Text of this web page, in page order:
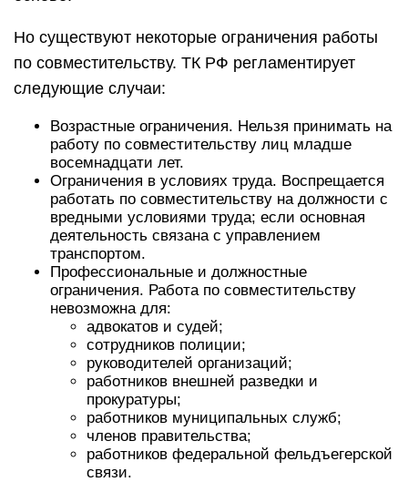
Но существуют некоторые ограничения работы
по совместительству. ТК РФ регламентирует
следующие случаи:
Возрастные ограничения. Нельзя принимать на
работу по совместительству лиц младше
восемнадцати лет.
Ограничения в условиях труда. Воспрещается
работать по совместительству на должности с
вредными условиями труда; если основная
деятельность связана с управлением
транспортом.
Профессиональные и должностные
ограничения. Работа по совместительству
невозможна для:
адвокатов и судей;
сотрудников полиции;
руководителей организаций;
работников внешней разведки и
прокуратуры;
работников муниципальных служб;
членов правительства;
работников федеральной фельдъегерской
связи.